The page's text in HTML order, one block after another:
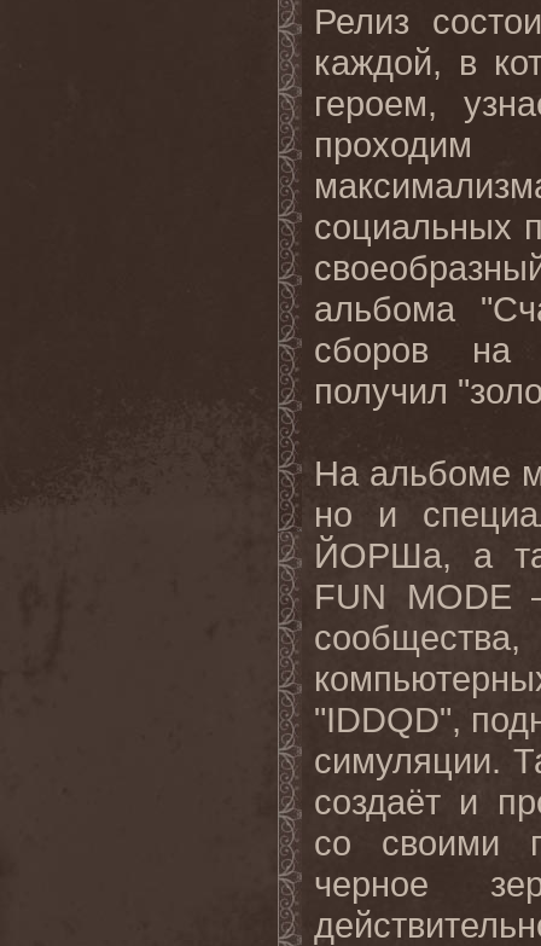
Релиз
каждой, в
героем,
социальных
альбома
сборов на
получил
На альбоме
но и
ЙОРШа, а
FUN MODE
"IDDQD",
симуляции.
создаёт и
со своими
черное